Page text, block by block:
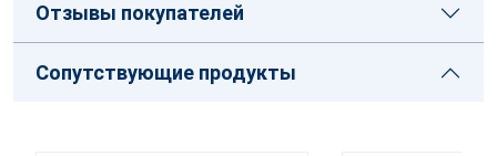
Отзывы покупателей
Сопутствующие продукты